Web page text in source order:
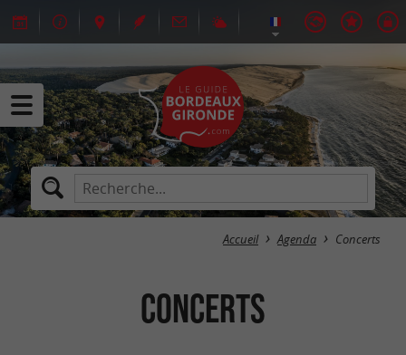
Accueil Agenda Concerts
Concerts